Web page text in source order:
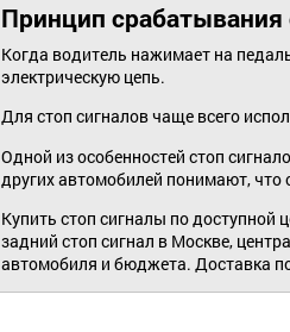
Принцип срабатывания
Когда водитель нажимает на
электрическую цепь.
Для стоп сигналов чаще всего
Одной из особенностей стоп
других автомобилей понимают, что
Купить стоп сигналы по доступной
задний стоп сигнал в Москве,
автомобиля и бюджета. Доставка